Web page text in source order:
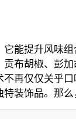
能提升风味
布胡椒、彭
再仅仅关乎
装饰品。那